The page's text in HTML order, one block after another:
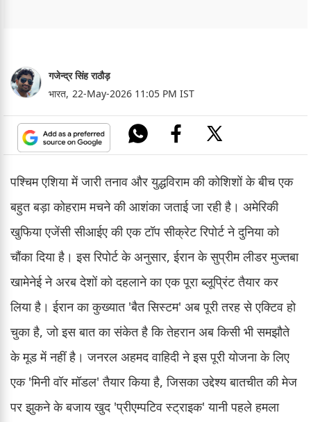
गजेन्द्र सिंह राठौड़
भारत, 22-May-2026 11:05 PM IST
पश्चिम एशिया में जारी तनाव और युद्धविराम की कोशिशों के बीच एक
बहुत बड़ा कोहराम मचने की आशंका जताई जा रही है। अमेरिकी
खुफिया एजेंसी सीआईए की एक टॉप सीक्रेट रिपोर्ट ने दुनिया को
चौंका दिया है। इस रिपोर्ट के अनुसार, ईरान के सुप्रीम लीडर मुज्तबा
खामेनेई ने अरब देशों को दहलाने का एक पूरा ब्लूप्रिंट तैयार कर
लिया है। ईरान का कुख्यात 'बैत सिस्टम' अब पूरी तरह से एक्टिव हो
चुका है, जो इस बात का संकेत है कि तेहरान अब किसी भी समझौते
के मूड में नहीं है। जनरल अहमद वाहिदी ने इस पूरी योजना के लिए
एक 'मिनी वॉर मॉडल' तैयार किया है, जिसका उद्देश्य बातचीत की मेज
पर झुकने के बजाय खुद 'प्रीएम्पटिव स्ट्राइक' यानी पहले हमला